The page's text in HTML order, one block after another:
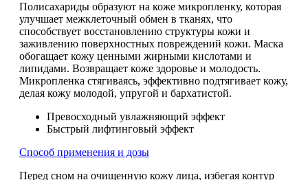
Полисахариды образуют на коже микропленку, которая
улучшает межклеточный обмен в тканях, что
способствует восстановлению структуры кожи и
заживлению поверхностных повреждений кожи. Маска
обогащает кожу ценными жирными кислотами и
липидами. Возвращает коже здоровье и молодость.
Микропленка стягиваясь, эффективно подтягивает кожу,
делая кожу молодой, упругой и бархатистой.
Превосходный увлажняющий эффект
Быстрый лифтинговый эффект
Способ применения и дозы
Перед сном на очищенную кожу лица, избегая контур